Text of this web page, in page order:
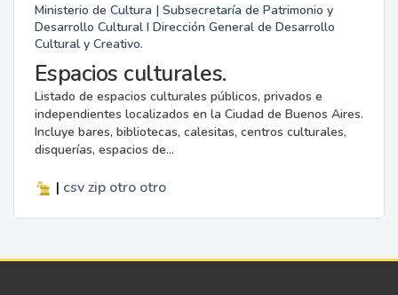
Ministerio de Cultura | Subsecretaría de Patrimonio y
Desarrollo Cultural I Dirección General de Desarrollo
Cultural y Creativo.
Espacios culturales.
Listado de espacios culturales públicos, privados e
independientes localizados en la Ciudad de Buenos Aires.
Incluye bares, bibliotecas, calesitas, centros culturales,
disquerías, espacios de...
| csv zip otro otro